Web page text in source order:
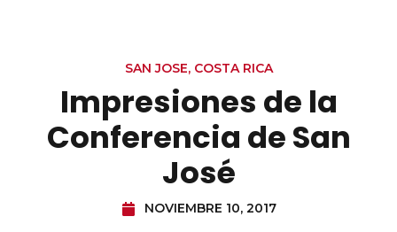
SAN JOSE, COSTA RICA
Impresiones de la
Conferencia de San
José
NOVIEMBRE 10, 2017